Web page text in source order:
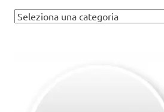
Assistenza